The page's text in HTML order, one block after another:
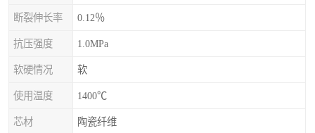
断裂伸长率 0.12％
抗压强度 1.0MPa
软硬情况 软
使用温度 1400℃
芯材 陶瓷纤维